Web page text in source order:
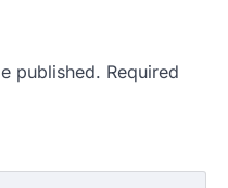
published. Required